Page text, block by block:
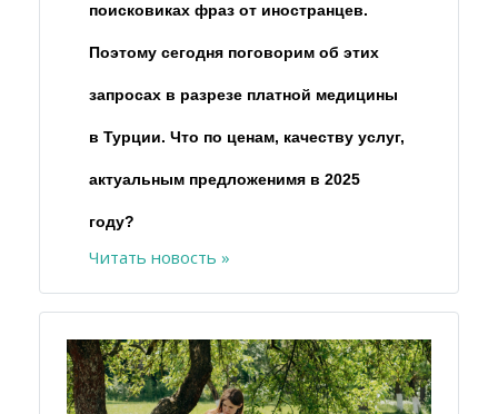
поисковиках фраз от иностранцев.
Поэтому сегодня поговорим об этих
запросах в разрезе платной медицины
в Турции. Что по ценам, качеству услуг,
актуальным предложенимя в 2025
году?
Читать новость »